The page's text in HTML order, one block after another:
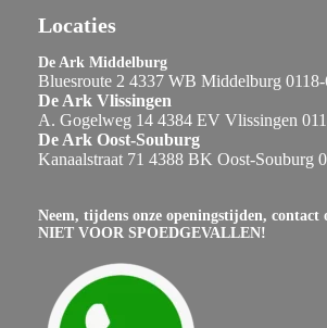
Locaties
De Ark Middelburg
Bluesroute 2 4337 WB Middelburg 0118-
De Ark Vlissingen
A. Gogelweg 14 4384 EV Vlissingen
De Ark Oost-Souburg
Kanaalstraat 71 4388 BK Oost-Souburg
Neem, tijdens onze openingstijden, contact
NIET VOOR SPOEDGEVALLEN!